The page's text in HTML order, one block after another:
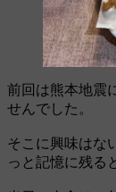
前回は熊本地震
せんでした。
そこに興味はな
っと記憶に残る